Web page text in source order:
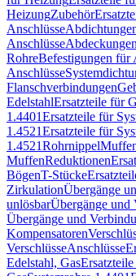
HeizungZubehör
Anschlüsse
Anschlüsse
RohreBefestigungen für
Anschlüsse
Flanschverbindungen
EdelstahlErsatzteile für
1.4401Ersatzteile für
1.4521Ersatzteile für
1.4521Rohrnippel
MuffenReduktionen
BögenT-Stücke
ZirkulationÜbergänge
unlösbarÜbergänge und
Übergänge und
Kompensatoren
VerschlüsseAnschlüsse
Edelstahl, Gas